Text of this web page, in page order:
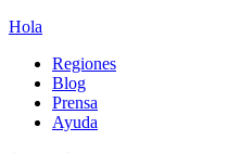
Hola
Regiones
Blog
Prensa
Ayuda